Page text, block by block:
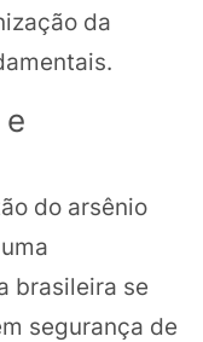
da
do arsênio
brasileira se
segurança de